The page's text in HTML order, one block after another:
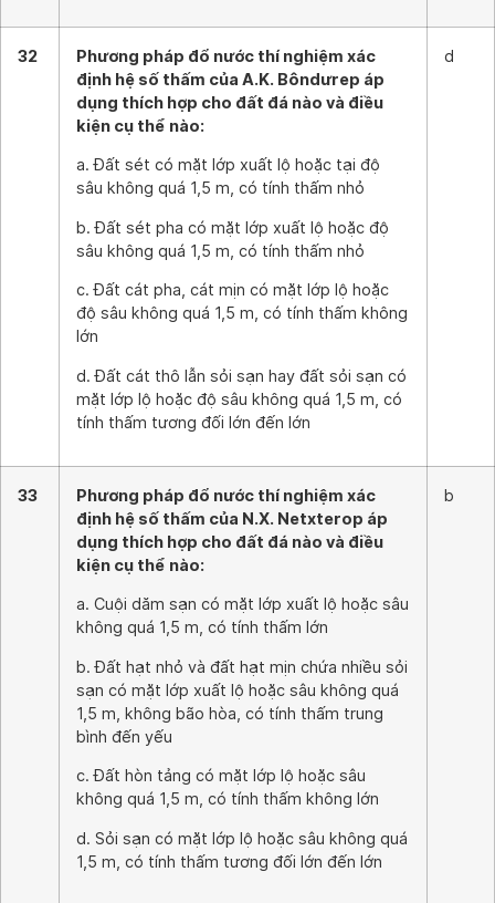
32
Phương pháp đổ nước thí nghiệm xác
định hệ số thấm của A.K. Bôndưrep áp
dụng thích hợp cho đất đá nào và điều
kiện cụ thể nào:
a. Đất sét có mặt lớp xuất lộ hoặc tại độ
sâu không quá 1,5 m, có tính thấm nhỏ
b. Đất sét pha có mặt lớp xuất lộ hoặc độ
sâu không quá 1,5 m, có tính thấm nhỏ
c. Đất cát pha, cát mịn có mặt lớp lộ hoặc
độ sâu không quá 1,5 m, có tính thấm không
lớn
d. Đất cát thô lẫn sỏi sạn hay đất sỏi sạn có
mặt lớp lộ hoặc độ sâu không quá 1,5 m, có
tính thấm tương đối lớn đến lớn
d
33
Phương pháp đổ nước thí nghiệm xác
định hệ số thấm của N.X. Netxterop áp
dụng thích hợp cho đất đá nào và điều
kiện cụ thể nào:
a. Cuội dăm sạn có mặt lớp xuất lộ hoặc sâu
không quá 1,5 m, có tính thấm lớn
b. Đất hạt nhỏ và đất hạt mịn chứa nhiều sỏi
sạn có mặt lớp xuất lộ hoặc sâu không quá
1,5 m, không bão hòa, có tính thấm trung
bình đến yếu
c. Đất hòn tảng có mặt lớp lộ hoặc sâu
không quá 1,5 m, có tính thấm không lớn
d. Sỏi sạn có mặt lớp lộ hoặc sâu không quá
1,5 m, có tính thấm tương đối lớn đến lớn
b